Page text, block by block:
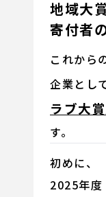
地域大
寄付者
これから
企業とし
ラブ大賞
す。
初めに、
2025年度